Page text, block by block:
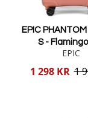
EPIC
S -
EPIC
Reducerat
1 298 KR 1